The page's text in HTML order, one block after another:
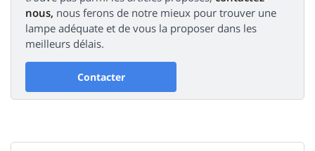
nous, nous ferons de notre mieux pour trouver une
lampe adéquate et de vous la proposer dans les
meilleurs délais.
Contacter